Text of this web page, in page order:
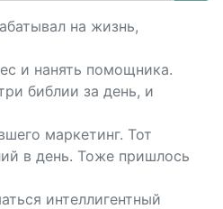
на жизнь,
и нанять помощника.
библии за день, и
маркетинг. Тот
в день. Тоже пришлось
интеллигентный